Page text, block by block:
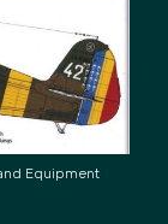
Equipment